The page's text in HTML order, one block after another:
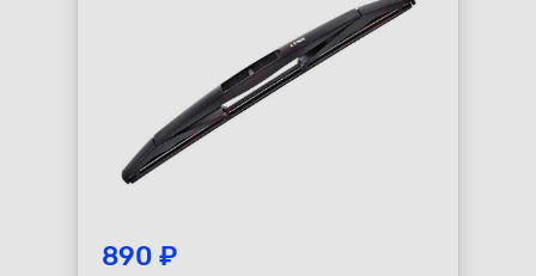
890 ₽